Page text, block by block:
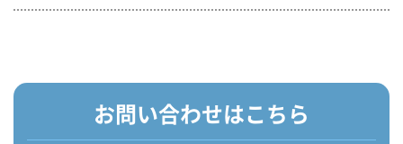
お問い合わせはこちら